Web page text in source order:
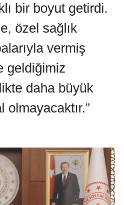
bir boyut getirdi.
özel sağlık
vermiş
geldiğimiz
daha büyük